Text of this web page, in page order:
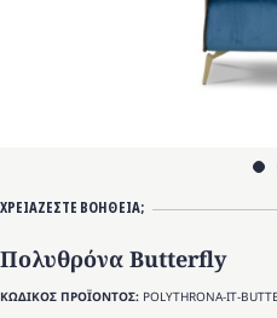
ΧΡΕΙΑΖΕΣΤΕ ΒΟΗΘΕΙΑ;
Πολυθρόνα Butterfly
ΚΩΔΙΚΟΣ ΠΡΟΪΟΝΤΟΣ: POLYTHRONA-IT-